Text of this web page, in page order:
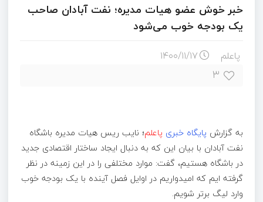
خبر خوش عضو هیات مدیره؛ نفت آبادان صاحب
یک بودجه خوب می‌شود
پاعلم ۱۴۰۰/۱۱/۱۷
۳
به گزارش پایگاه خبری پاعلم؛ نایب ریس هیات مدیره باشگاه
نفت آبادان با بیان این که به دنبال ایجاد ساختار اقتصادی جدید
در باشگاه هستیم، گفت: موارد مختلفی را در این زمینه در نظر
گرفته ایم که امیدواریم در اوایل فصل آینده با یک بودجه خوب
وارد لیگ برتر شویم.